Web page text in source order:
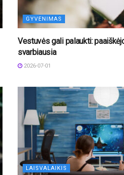
GYVENIMAS
Vestuvės gali palaukti:
svarbiausia
2026-07-01
LAISVALAIKIS